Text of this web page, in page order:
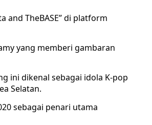
and TheBASE” di platform
yang memberi gambaran
ini dikenal sebagai idola K-pop
Selatan.
sebagai penari utama